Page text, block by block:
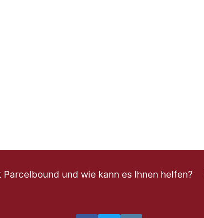
Parcelbound und wie kann es Ihnen helfen?